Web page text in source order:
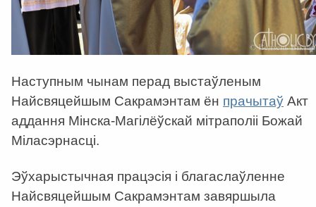
Наступным чынам перад выстаўленым
Найсвяцейшым Сакрамэнтам ён прачытаў Акт
аддання Мінска-Магілёўскай мітраполіі Божай
Міласэрнасці.
Эўхарыстычная працэсія і благаслаўленне
Найсвяцейшым Сакрамэнтам завяршыла